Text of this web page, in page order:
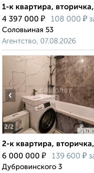
1-к квартира,
4 397 000 ₽ 108 000 ₽
Соловьиная 53
Агентство, 07.08.2026
2/2
‹
2-к квартира,
6 000 000 ₽ 139 600 ₽
Дубровинского 3